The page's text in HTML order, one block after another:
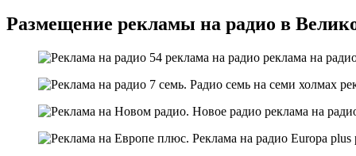
Размещение рекламы на радио в